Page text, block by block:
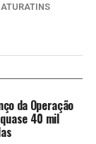
da Operação
40 mil